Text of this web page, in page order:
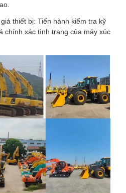
thiết bị: Tiến hành kiểm tra kỹ
chính xác tình trạng của máy xúc